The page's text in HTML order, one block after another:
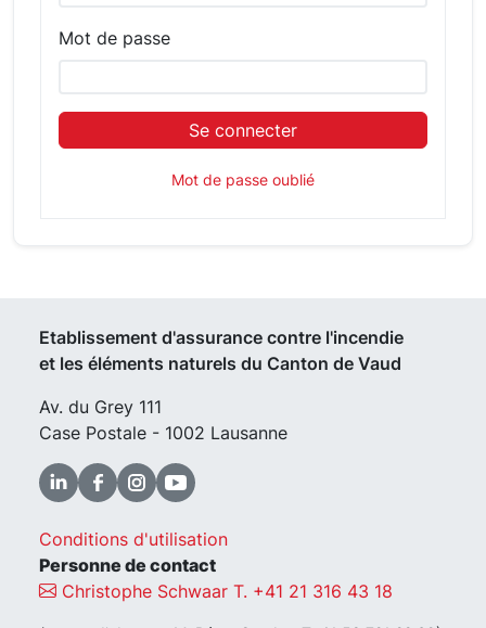
Mot de passe
Se connecter
Mot de passe oublié
Etablissement d'assurance contre l'incendie
et les éléments naturels du Canton de Vaud
Av. du Grey 111
Case Postale - 1002 Lausanne
Conditions d'utilisation
Personne de contact
Christophe Schwaar T. +41 21 316 43 18